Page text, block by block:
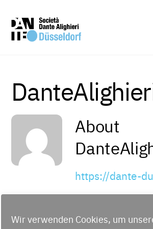
Wir verwenden Cookies, um
content
About
https://dante-